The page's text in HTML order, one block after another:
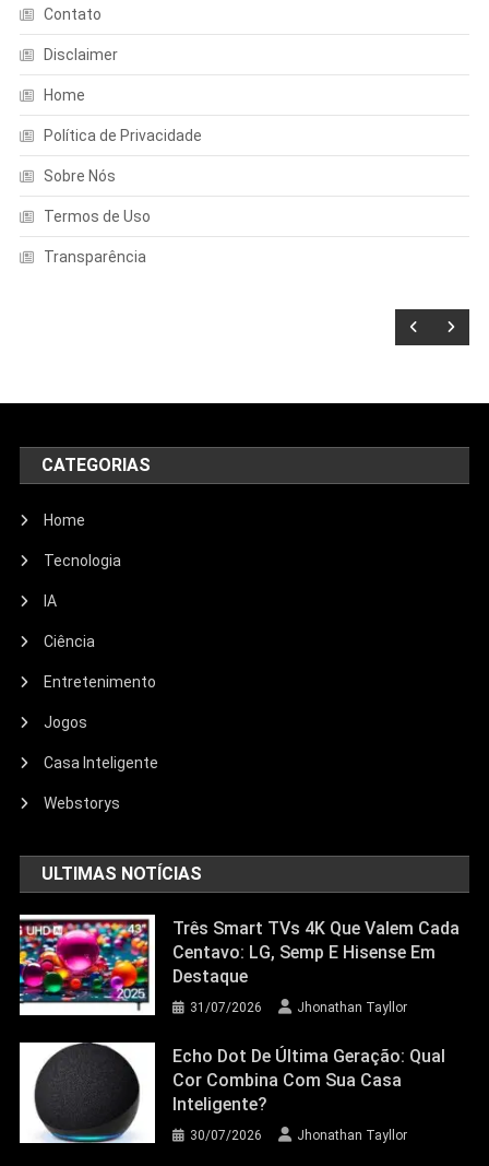
Contato
Disclaimer
Home
Política de Privacidade
Sobre Nós
Termos de Uso
Transparência
Echo Dot: Guia Completo Para
Escolher O Smart Speaker Ideal Na
Nova Oferta Da Amazon
CATEGORIAS
Home
Tecnologia
IA
Ciência
Entretenimento
Jogos
Casa Inteligente
Webstorys
ULTIMAS NOTÍCIAS
Três Smart TVs 4K Que Valem Cada
Centavo: LG, Semp E Hisense Em
Destaque
31/07/2026 Jhonathan Tayllor
Echo Dot De Última Geração: Qual
Cor Combina Com Sua Casa
Inteligente?
30/07/2026 Jhonathan Tayllor